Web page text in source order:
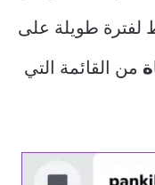
لفترة طويلة على
من القائمة التي